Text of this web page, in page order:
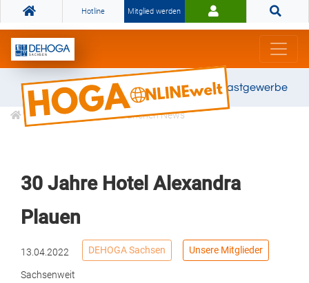
Hotline Mitglied werden
Gemeinsam stark für das Gastgewerbe
Informationen Branchen News
30 Jahre Hotel Alexandra
Plauen
13.04.2022 DEHOGA Sachsen Unsere Mitglieder
Sachsenweit